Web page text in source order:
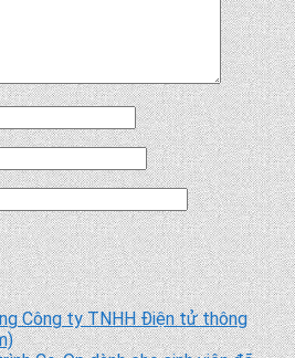
Công ty TNHH Điện tử thông